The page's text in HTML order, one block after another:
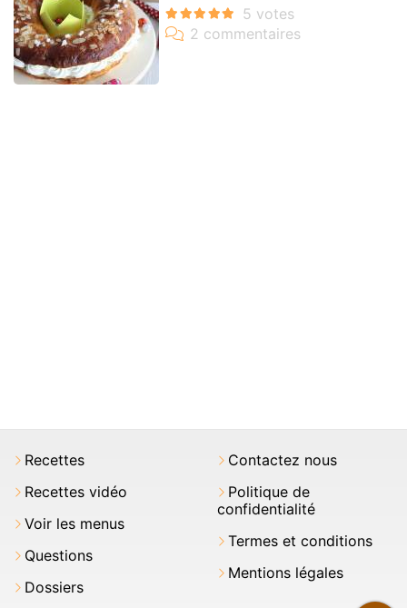
Recettes
Recettes vidéo
Voir les menus
Questions
Dossiers
Contactez nous
Politique de
confidentialité
Termes et conditions
Mentions légales